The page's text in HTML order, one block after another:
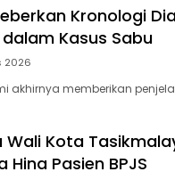
Kronologi
Kasus Sabu
2026
akhirnya memberikan
Wali Kota
Hina Pasien BPJS